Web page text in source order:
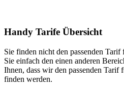
Handy Tarife Übersicht
Sie finden nicht den passenden
Sie einfach den einen anderen
Ihnen, dass wir den passenden
finden werden.